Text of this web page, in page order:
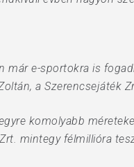
e-sportokra is
a Szerencsejáték
komolyabb
mintegy félmillióra